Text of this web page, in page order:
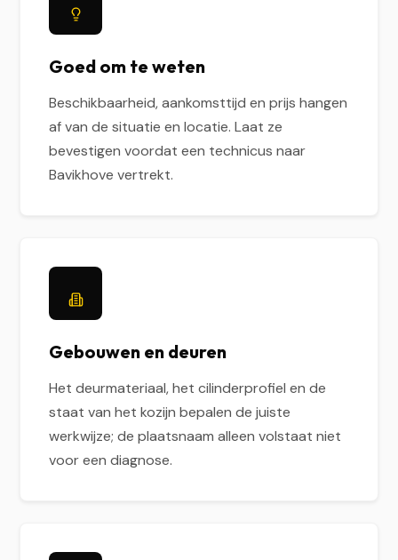
Goed om te weten
Beschikbaarheid, aankomsttijd en prijs hangen
af van de situatie en locatie. Laat ze
bevestigen voordat een technicus naar
Bavikhove vertrekt.
Gebouwen en deuren
Het deurmateriaal, het cilinderprofiel en de
staat van het kozijn bepalen de juiste
werkwijze; de plaatsnaam alleen volstaat niet
voor een diagnose.